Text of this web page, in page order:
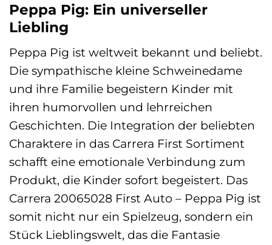
Peppa Pig: Ein universeller
Liebling
Peppa Pig ist weltweit bekannt und beliebt.
Die sympathische kleine Schweinedame
und ihre Familie begeistern Kinder mit
ihren humorvollen und lehrreichen
Geschichten. Die Integration der beliebten
Charaktere in das Carrera First Sortiment
schafft eine emotionale Verbindung zum
Produkt, die Kinder sofort begeistert. Das
Carrera 20065028 First Auto – Peppa Pig ist
somit nicht nur ein Spielzeug, sondern ein
Stück Lieblingswelt, das die Fantasie